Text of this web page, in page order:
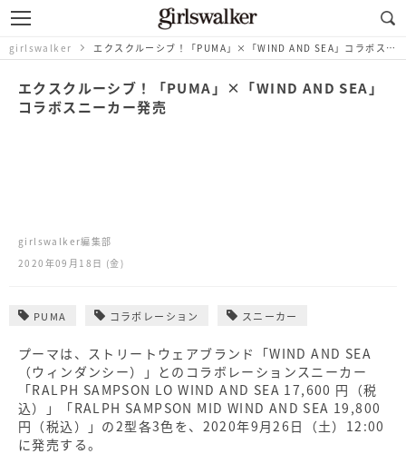
girlswalker エクスクルーシブ！「PUMA」×「WIND AND SEA」コラボスニーカー発売
エクスクルーシブ！「PUMA」×「WIND AND SEA」
コラボスニーカー発売
girlswalker編集部
2020年09月18日 (金)
PUMA コラボレーション スニーカー
プーマは、ストリートウェアブランド「WIND AND SEA
（ウィンダンシー）」とのコラボレーションスニーカー
「RALPH SAMPSON LO WIND AND SEA 17,600 円（税
込）」「RALPH SAMPSON MID WIND AND SEA 19,800
円（税込）」の2型各3色を、2020年9月26日（土）12:00
に発売する。